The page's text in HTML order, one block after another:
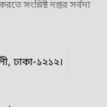
সংশ্লিষ্ট দপ্তর সর্বদা
ঢাকা-১২১২।